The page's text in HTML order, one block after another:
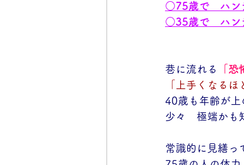
○75歳で　ハン
○35歳で　ハン
巷に流れる 「恐
「上手くなるほ
40歳も年齢が
少々　極端かも
常識的に見繕っ